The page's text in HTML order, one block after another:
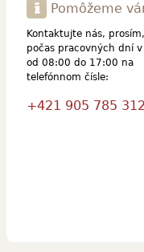
Pomôžeme
Kontaktujte nás, prosím,
počas pracovných dní v
od 08:00 do 17:00 na
telefónnom čísle:
+421 905 785 312